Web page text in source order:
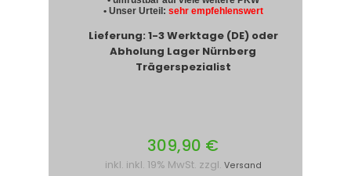
• Unser Urteil: sehr empfehlenswert
Lieferung: 1-3 Werktage (DE) oder
Abholung Lager Nürnberg
Trägerspezialist
309,90 €
inkl. inkl. 19% MwSt. zzgl. Versand